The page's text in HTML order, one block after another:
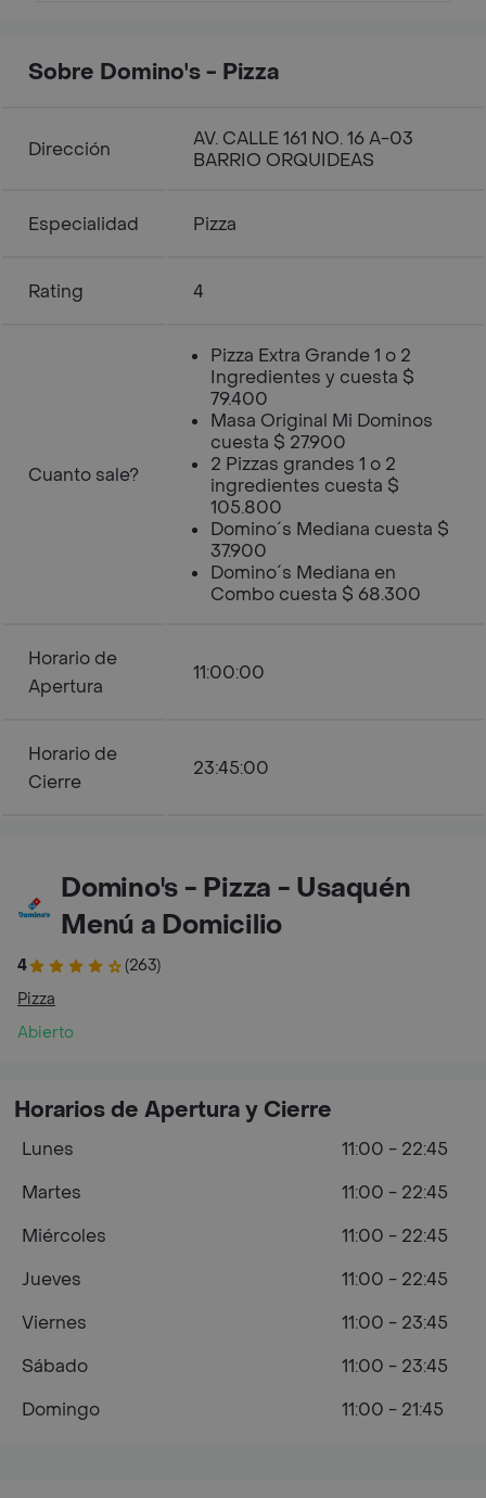
Sobre Domino's - Pizza
Dirección
AV. CALLE 161 NO. 16 A-03
BARRIO ORQUIDEAS
Especialidad Pizza
Rating 4
Cuanto sale?
Pizza Extra Grande 1 o 2
Ingredientes y cuesta $
79.400
Masa Original Mi Dominos
cuesta $ 27.900
2 Pizzas grandes 1 o 2
ingredientes cuesta $
105.800
Domino´s Mediana cuesta $
37.900
Domino´s Mediana en
Combo cuesta $ 68.300
Horario de
Apertura
11:00:00
Horario de
Cierre
23:45:00
Domino's - Pizza - Usaquén
Menú a Domicilio
4
(263)
Pizza
Abierto
Horarios de Apertura y Cierre
Lunes
11:00 - 22:45
Martes
11:00 - 22:45
Miércoles
11:00 - 22:45
Jueves
11:00 - 22:45
Viernes
11:00 - 23:45
Sábado
11:00 - 23:45
Domingo
11:00 - 21:45